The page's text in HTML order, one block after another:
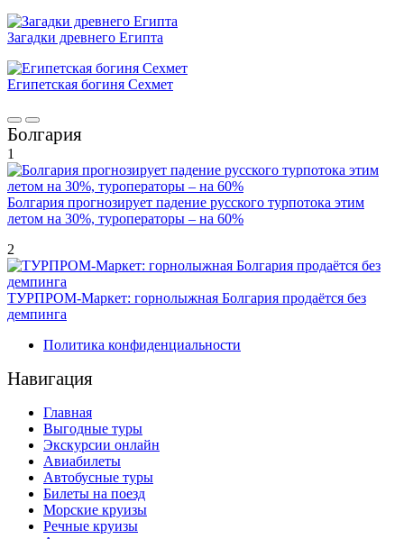
Загадки древнего Египта
Египетская богиня Сехмет
Болгария
1
Болгария прогнозирует падение русского турпотока этим
летом на 30%, туроператоры – на 60%
2
ТУРПРОМ-Маркет: горнолыжная Болгария продаётся без
демпинга
Политика конфиденциальности
Навигация
Главная
Выгодные туры
Экскурсии онлайн
Авиабилеты
Автобусные туры
Билеты на поезд
Морские круизы
Речные круизы